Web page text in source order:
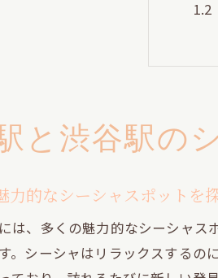
都
と渋谷駅の
力的なシーシャスポットを
は、多くの魅力的なシーシャス
。シーシャはリラックスする